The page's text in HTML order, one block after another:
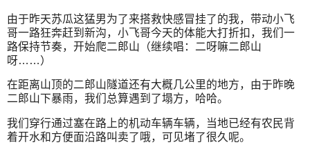
由于昨天苏瓜这猛男为了来搭救快感冒挂了的我，带动小飞
哥一路狂奔赶到新沟，小飞哥今天的体能大打折扣，我们一
路保持节奏，开始爬二郎山（继续唱：二呀嘛二郎山
呀……）
在距离山顶的二郎山隧道还有大概几公里的地方，由于昨晚
二郎山下暴雨，我们总算遇到了塌方，哈哈。
我们穿行通过塞在路上的机动车辆车辆，当地已经有农民背
着开水和方便面沿路叫卖了哦，可见堵了很久呢。